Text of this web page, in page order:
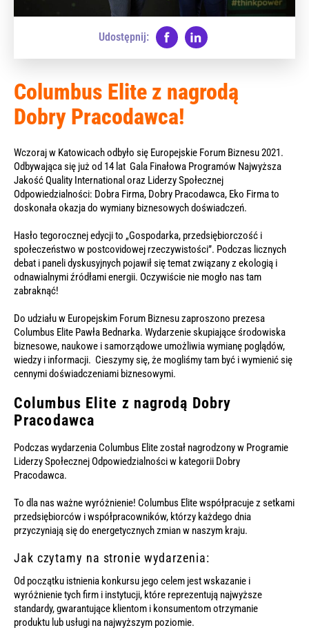
Udostępnij:
Columbus Elite z nagrodą
Dobry Pracodawca!
Wczoraj w Katowicach odbyło się Europejskie Forum Biznesu 2021.
Odbywająca się już od 14 lat Gala Finałowa Programów Najwyższa
Jakość Quality International oraz Liderzy Społecznej
Odpowiedzialności: Dobra Firma, Dobry Pracodawca, Eko Firma to
doskonała okazja do wymiany biznesowych doświadczeń.
Hasło tegorocznej edycji to „Gospodarka, przedsiębiorczość i
społeczeństwo w postcovidowej rzeczywistości”. Podczas licznych
debat i paneli dyskusyjnych pojawił się temat związany z ekologią i
odnawialnymi źródłami energii. Oczywiście nie mogło nas tam
zabraknąć!
Do udziału w Europejskim Forum Biznesu zaproszono prezesa
Columbus Elite Pawła Bednarka. Wydarzenie skupiające środowiska
biznesowe, naukowe i samorządowe umożliwia wymianę poglądów,
wiedzy i informacji. Cieszymy się, że mogliśmy tam być i wymienić się
cennymi doświadczeniami biznesowymi.
Columbus Elite z nagrodą Dobry
Pracodawca
Podczas wydarzenia Columbus Elite został nagrodzony w Programie
Liderzy Społecznej Odpowiedzialności w kategorii Dobry
Pracodawca.
To dla nas ważne wyróżnienie! Columbus Elite współpracuje z setkami
przedsiębiorców i współpracowników, którzy każdego dnia
przyczyniają się do energetycznych zmian w naszym kraju.
Jak czytamy na stronie wydarzenia:
Od początku istnienia konkursu jego celem jest wskazanie i
wyróżnienie tych firm i instytucji, które reprezentują najwyższe
standardy, gwarantujące klientom i konsumentom otrzymanie
produktu lub usługi na najwyższym poziomie.